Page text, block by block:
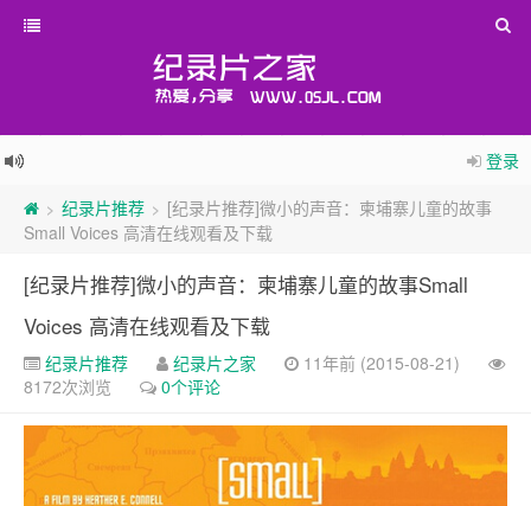
登录
> 纪录片推荐 > [纪录片推荐]微小的声音：柬埔寨儿童的故事
Small Voices 高清在线观看及下载
[纪录片推荐]微小的声音：柬埔寨儿童的故事Small
Voices 高清在线观看及下载
纪录片推荐 纪录片之家
11年前 (2015-08-21)
8172次浏览
0个评论